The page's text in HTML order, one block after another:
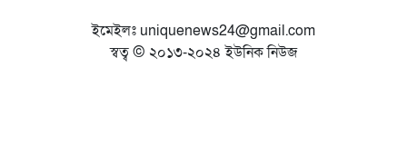
ইমেইলঃ uniquenews24@gmail.com
স্বত্ব © ২০১৩-২০২৪ ইউনিক নিউজ